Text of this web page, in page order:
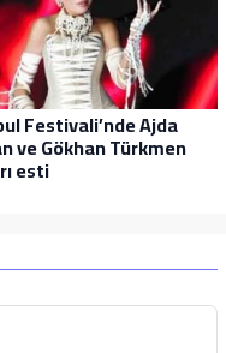
Festivali’nde Ajda
ve Gökhan Türkmen
esti